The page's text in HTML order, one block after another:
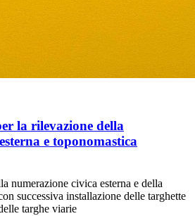
la rilevazione della
e toponomastica
numerazione civica esterna e della
successiva installazione delle targhette
targhe viarie